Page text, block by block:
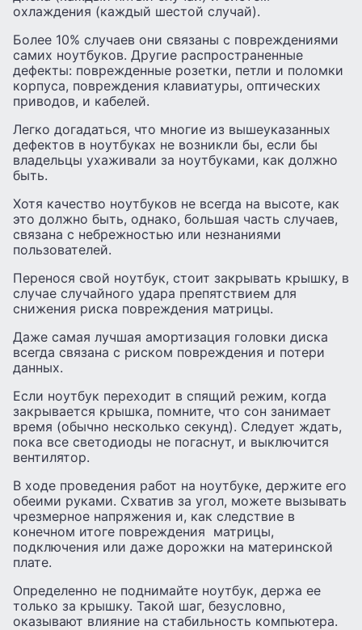
охлаждения (каждый шестой случай).
Более 10% случаев они связаны с повреждениями
самих ноутбуков. Другие распространенные
дефекты: поврежденные розетки, петли и поломки
корпуса, повреждения клавиатуры, оптических
приводов, и кабелей.
Легко догадаться, что многие из вышеуказанных
дефектов в ноутбуках не возникли бы, если бы
владельцы ухаживали за ноутбуками, как должно
быть.
Хотя качество ноутбуков не всегда на высоте, как
это должно быть, однако, большая часть случаев,
связана с небрежностью или незнаниями
пользователей.
Перенося свой ноутбук, стоит закрывать крышку, в
случае случайного удара препятствием для
снижения риска повреждения матрицы.
Даже самая лучшая амортизация головки диска
всегда связана с риском повреждения и потери
данных.
Если ноутбук переходит в спящий режим, когда
закрывается крышка, помните, что сон занимает
время (обычно несколько секунд). Следует ждать,
пока все светодиоды не погаснут, и выключится
вентилятор.
В ходе проведения работ на ноутбуке, держите его
обеими руками. Схватив за угол, можете вызывать
чрезмерное напряжения и, как следствие в
конечном итоге повреждения матрицы,
подключения или даже дорожки на материнской
плате.
Определенно не поднимайте ноутбук, держа ее
только за крышку. Такой шаг, безусловно,
оказывают влияние на стабильность компьютера.